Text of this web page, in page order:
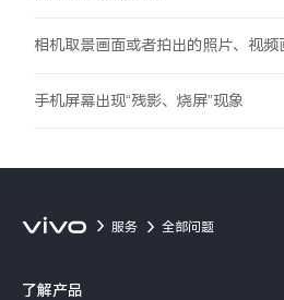
手机屏幕出现“残影、烧屏”现象
服务 全部问题
了解产品